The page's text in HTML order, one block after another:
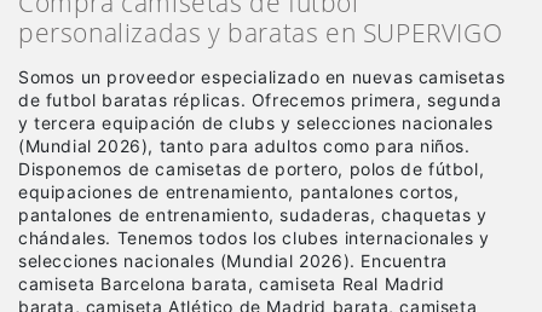
personalizadas y baratas en SUPERVIGO
Somos un proveedor especializado en nuevas camisetas
de futbol baratas réplicas. Ofrecemos primera, segunda
y tercera equipación de clubs y selecciones nacionales
(Mundial 2026), tanto para adultos como para niños.
Disponemos de camisetas de portero, polos de fútbol,
equipaciones de entrenamiento, pantalones cortos,
pantalones de entrenamiento, sudaderas, chaquetas y
chándales. Tenemos todos los clubes internacionales y
selecciones nacionales (Mundial 2026). Encuentra
camiseta Barcelona barata, camiseta Real Madrid
barata, camiseta Atlético de Madrid barata, camiseta